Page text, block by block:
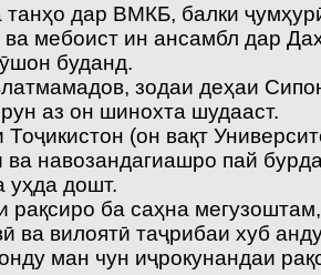
дар ВМКБ, балки
мебоист ин ансамбл дар
буданд.
зодаи деҳаи
аз он шинохта шудааст.
(он вақт
навозандагиашро пай
уҳда дошт.
ба саҳна мегузоштам,
вилоятӣ таҷрибаи хуб
ман чун иҷрокунандаи